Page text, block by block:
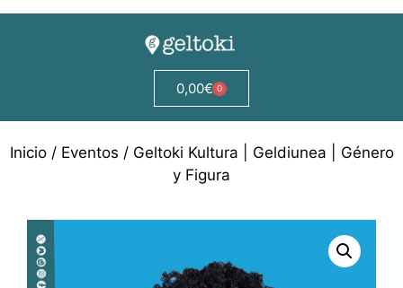
0,00€ 0
Inicio/ Eventos / Geltoki Kultura | Geldiunea | Género
y Figura